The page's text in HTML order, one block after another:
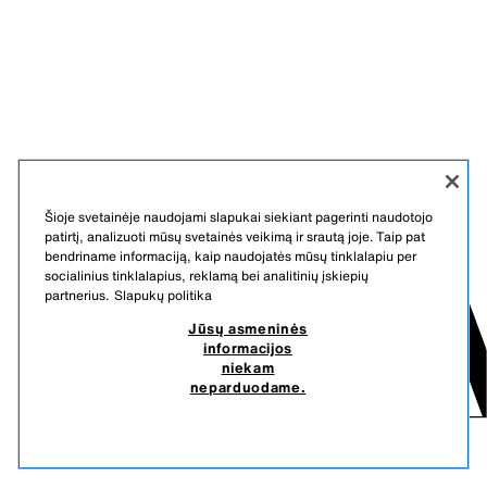
Šioje svetainėje naudojami slapukai siekiant pagerinti naudotojo
patirtį, analizuoti mūsų svetainės veikimą ir srautą joje. Taip pat
bendriname informaciją, kaip naudojatės mūsų tinklalapiu per
socialinius tinklalapius, reklamą bei analitinių įskiepių
partnerius. Slapukų politika
Jūsų asmeninės
informacijos
niekam
neparduodame.